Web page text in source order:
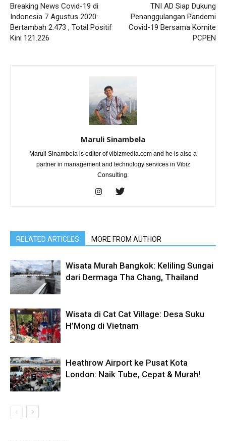
Breaking News Covid-19 di
Indonesia 7 Agustus 2020:
Bertambah 2.473 , Total Positif
Kini 121.226
TNI AD Siap Dukung
Penanggulangan Pandemi
Covid-19 Bersama Komite
PCPEN
Maruli Sinambela
Maruli Sinambela is editor of vibizmedia.com and he is also a
partner in management and technology services in Vibiz
Consulting.
RELATED ARTICLES MORE FROM AUTHOR
Wisata Murah Bangkok: Keliling Sungai
dari Dermaga Tha Chang, Thailand
Wisata di Cat Cat Village: Desa Suku
H’Mong di Vietnam
Heathrow Airport ke Pusat Kota
London: Naik Tube, Cepat & Murah!